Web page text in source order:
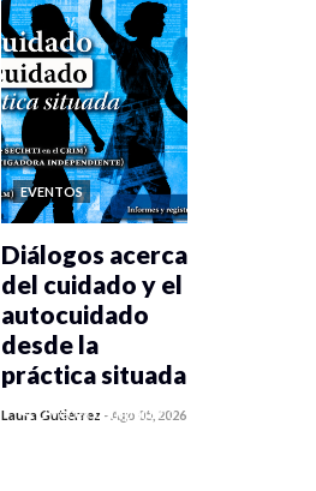
EVENTOS
0 veces compartido
Diálogos acerca
del cuidado y el
autocuidado
desde la
práctica situada
Laura Gutiérrez -Ago 05, 2026